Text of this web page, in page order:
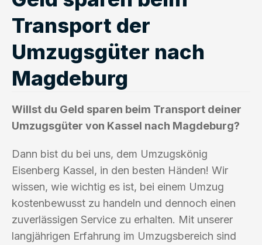
Transport der
Umzugsgüter nach
Magdeburg
Willst du Geld sparen beim Transport deiner
Umzugsgüter von Kassel nach Magdeburg?
Dann bist du bei uns, dem Umzugskönig
Eisenberg Kassel, in den besten Händen! Wir
wissen, wie wichtig es ist, bei einem Umzug
kostenbewusst zu handeln und dennoch einen
zuverlässigen Service zu erhalten. Mit unserer
langjährigen Erfahrung im Umzugsbereich sind